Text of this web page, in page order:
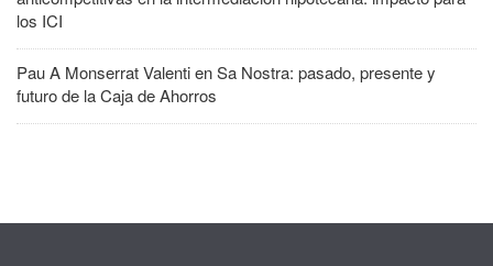
los ICI
Pau A Monserrat ValentienSa Nostra: pasado, presente y
futuro de la Caja de Ahorros